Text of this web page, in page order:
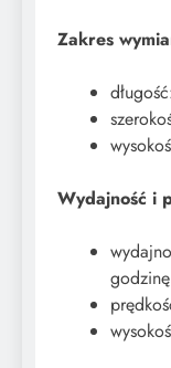
Zakres
Wydajność i
godzinę